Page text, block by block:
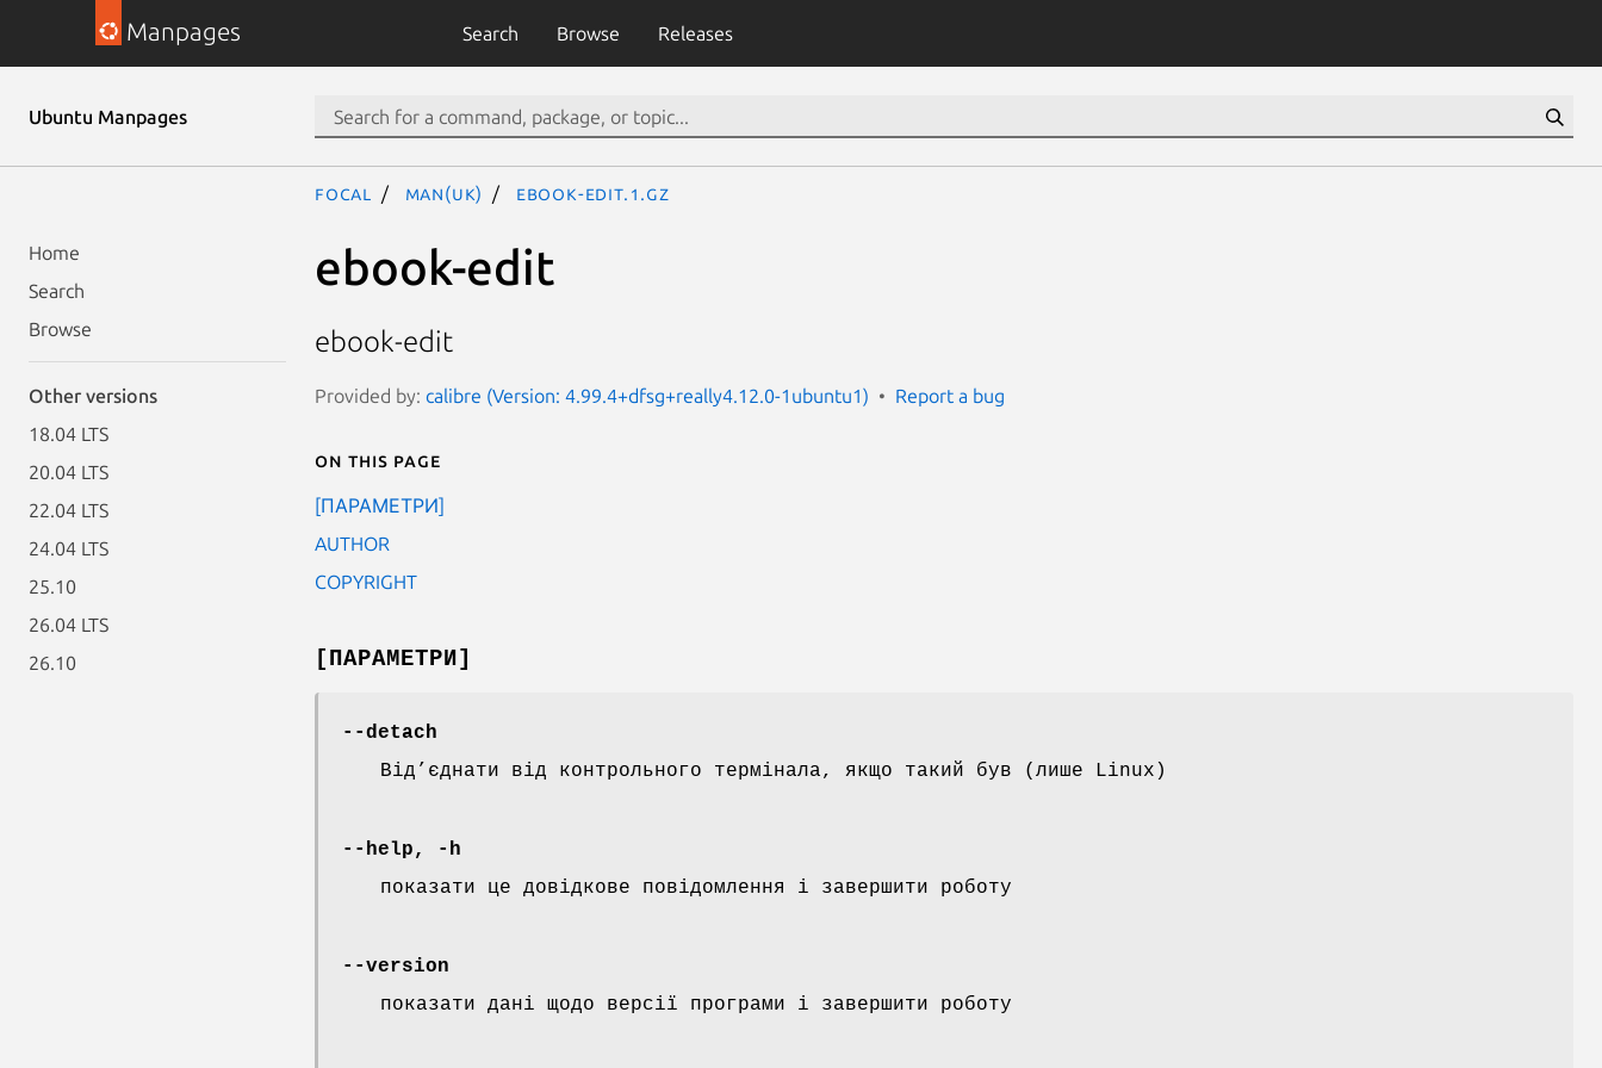
Manpages Search Browse Releases
Ubuntu Manpages
Home
Search
Browse
Other versions
18.04 LTS
20.04 LTS
22.04 LTS
24.04 LTS
25.10
26.04 LTS
26.10
focal man(uk) ebook-edit.1.gz
ebook-edit
ebook-edit
Provided by: calibre (Version: 4.99.4+dfsg+really4.12.0-1ubuntu1) Report a bug
On this page
[ПАРАМЕТРИ]
AUTHOR
COPYRIGHT
[ПАРАМЕТРИ]
--detach
Від’єднати від контрольного термінала, якщо такий був (лише Linux)
--help, -h
показати це довідкове повідомлення і завершити роботу
--version
показати дані щодо версії програми і завершити роботу